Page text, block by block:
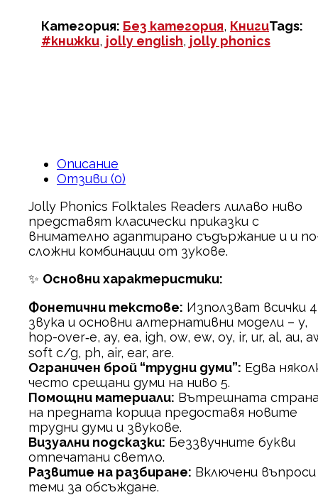
(Ниво 5)
–
Комплект
Категория: Без категория, КнигиTags:
#книжки, jolly english, jolly phonics
Описание
Отзиви (0)
Jolly Phonics Folktales Readers лилаво ниво
представят класически приказки с
внимателно адаптирано съдържание и и
сложни комбинации от зукове.
✨ Основни характеристики:
Фонетични текстове: Използват всички
звука и основни алтернативни модели – y,
hop-over‑e, ay, ea, igh, ow, ew, oy, ir, ur, al, au,
soft c/g, ph, air, ear, are.
Ограничен брой “трудни думи”: Едва
често срещани думи на ниво 5.
Помощни материали: Вътрешната
на предната корица предоставя новите
трудни думи и звукове.
Визуални подсказки: Беззвучните букви
отпечатани светло.
Развитие на разбиране: Включени въпроси
теми за обсъждане.